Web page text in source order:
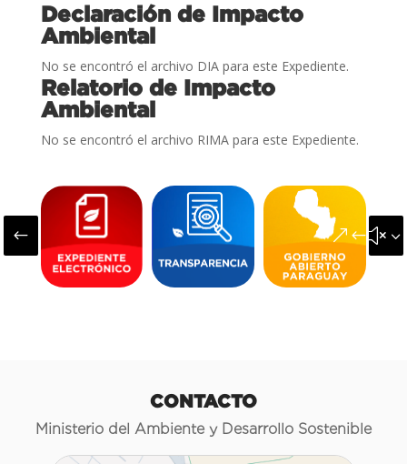
Declaración de Impacto
Ambiental
No se encontró el archivo DIA para este Expediente.
Relatorio de Impacto
Ambiental
No se encontró el archivo RIMA para este Expediente.
#
CONTACTO
Ministerio del Ambiente y Desarrollo Sostenible